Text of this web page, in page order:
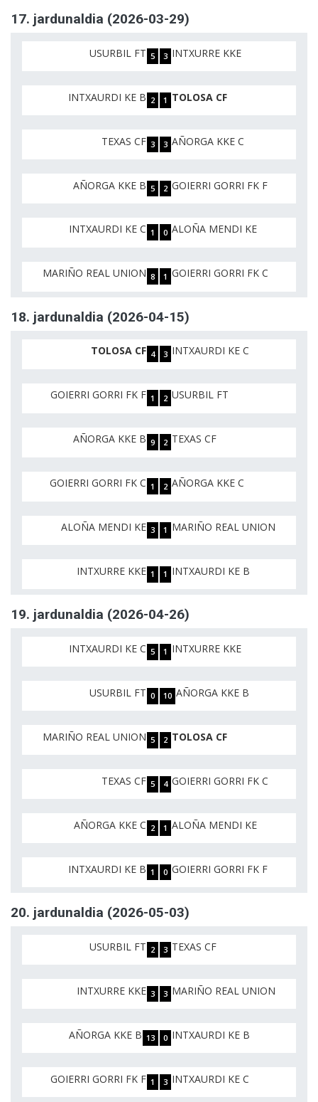
17. jardunaldia (2026-03-29)
USURBIL FT 5 3 INTXURRE KKE
INTXAURDI KE B 2 1 TOLOSA CF
TEXAS CF 3 3 AÑORGA KKE C
AÑORGA KKE B 5 2 GOIERRI GORRI FK F
INTXAURDI KE C 1 0 ALOÑA MENDI KE
MARIÑO REAL UNION 8 1 GOIERRI GORRI FK C
18. jardunaldia (2026-04-15)
TOLOSA CF 4 3 INTXAURDI KE C
GOIERRI GORRI FK F 1 2 USURBIL FT
AÑORGA KKE B 9 2 TEXAS CF
GOIERRI GORRI FK C 1 2 AÑORGA KKE C
ALOÑA MENDI KE 3 1 MARIÑO REAL UNION
INTXURRE KKE 1 1 INTXAURDI KE B
19. jardunaldia (2026-04-26)
INTXAURDI KE C 5 1 INTXURRE KKE
USURBIL FT 0 10 AÑORGA KKE B
MARIÑO REAL UNION 5 2 TOLOSA CF
TEXAS CF 5 4 GOIERRI GORRI FK C
AÑORGA KKE C 2 1 ALOÑA MENDI KE
INTXAURDI KE B 1 0 GOIERRI GORRI FK F
20. jardunaldia (2026-05-03)
USURBIL FT 2 3 TEXAS CF
INTXURRE KKE 3 3 MARIÑO REAL UNION
AÑORGA KKE B 13 0 INTXAURDI KE B
GOIERRI GORRI FK F 1 3 INTXAURDI KE C